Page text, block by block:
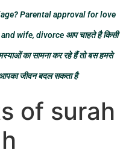
Parental approval for love
wife, divorce आप चाहते है किसी
का सामना कर रहे हैं तो बस हमसे
जीवन बदल सकता है
of surah